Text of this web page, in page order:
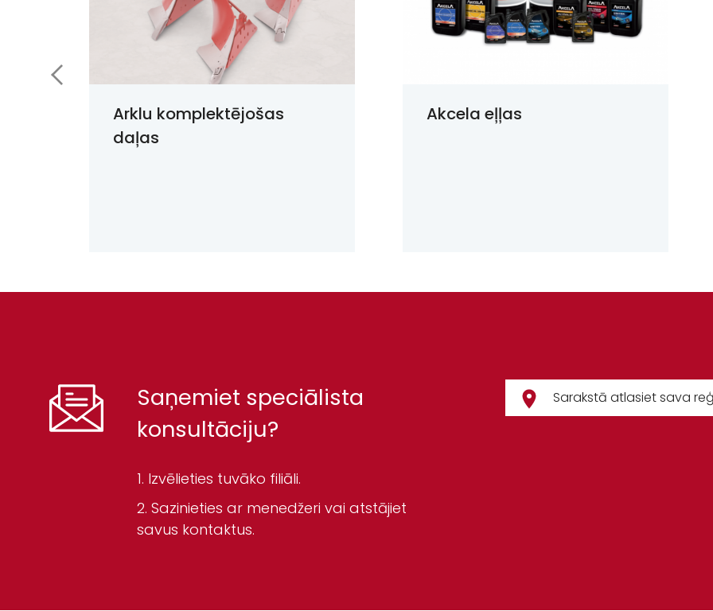
Arklu komplektējošas
daļas
Akcela eļļas
Saņemiet speciālista
konsultāciju?
Izvēlieties tuvāko filiāli.
Sazinieties ar menedžeri vai atstājiet
savus kontaktus.